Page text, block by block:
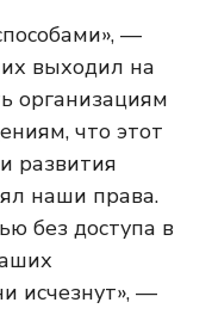
—
выходил на
организациям
что этот
развития
наши права.
без доступа в
исчезнут», —